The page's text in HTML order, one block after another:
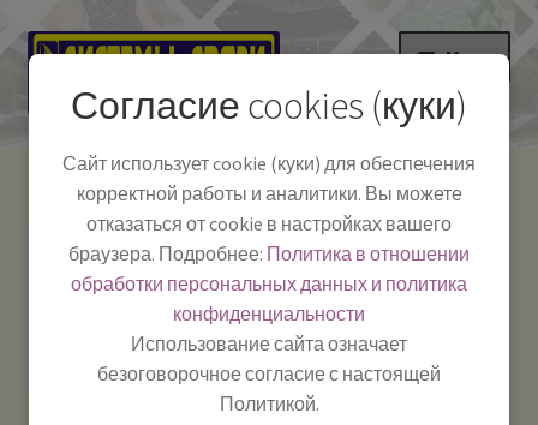
Перейти
навигации
Перейти
содержимому
Меню
Как пользоваться
Полезная информация
Системы Связи:
г. Красноярск, ул.
Работаем:Пн-Пт:
10:00–18:00
-
Телефон:+7-
391-249-1040
Тел.|WA|Telegram:
+79029904090
Согласие cookies (куки)
Сайт использует cookie (куки) для обеспечения
корректной работы и аналитики. Вы можете
отказаться от cookie в настройках вашего
браузера. Подробнее: Политика в отношении
обработки персональных данных и политика
конфиденциальности
Использование сайта означает
безоговорочное согласие с настоящей
Политикой.